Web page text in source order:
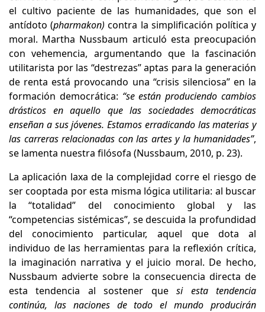
el cultivo paciente de las humanidades, que son el
antídoto (pharmakon) contra la simplificación política y
moral. Martha Nussbaum articuló esta preocupación
con vehemencia, argumentando que la fascinación
utilitarista por las “destrezas” aptas para la generación
de renta está provocando una “crisis silenciosa” en la
formación democrática: “se están produciendo cambios
drásticos en aquello que las sociedades democráticas
enseñan a sus jóvenes. Estamos erradicando las materias y
las carreras relacionadas con las artes y la humanidades”,
se lamenta nuestra filósofa (Nussbaum, 2010, p. 23).
La aplicación laxa de la complejidad corre el riesgo de
ser cooptada por esta misma lógica utilitaria: al buscar
la “totalidad” del conocimiento global y las
“competencias sistémicas”, se descuida la profundidad
del conocimiento particular, aquel que dota al
individuo de las herramientas para la reflexión crítica,
la imaginación narrativa y el juicio moral. De hecho,
Nussbaum advierte sobre la consecuencia directa de
esta tendencia al sostener quesi esta tendencia
continúa, las naciones de todo el mundo producirán